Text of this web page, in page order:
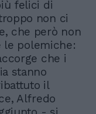
felici di
non ci
che però non
le polemiche:
che i
stanno
il
Alfredo